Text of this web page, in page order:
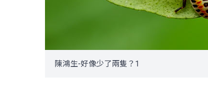
陳鴻生-好像少了兩隻？1